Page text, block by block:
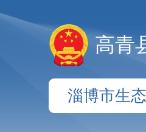
高青
淄博市生